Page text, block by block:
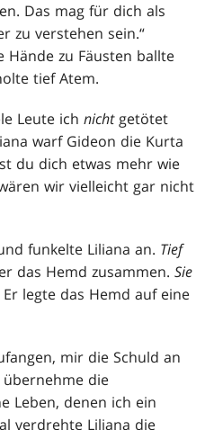
Das mag für dich als
zu verstehen sein.“
Hände zu Fäusten ballte
tief Atem.
Leute ichnichtgetötet
warf Gideon die Kurta
du dich etwas mehr wie
wir vielleicht gar nicht
funkelte Liliana an. Tief
das Hemd zusammen.Sie
Er legte das Hemd auf eine
mir die Schuld an
übernehme die
Leben, denen ich ein
verdrehte Liliana die